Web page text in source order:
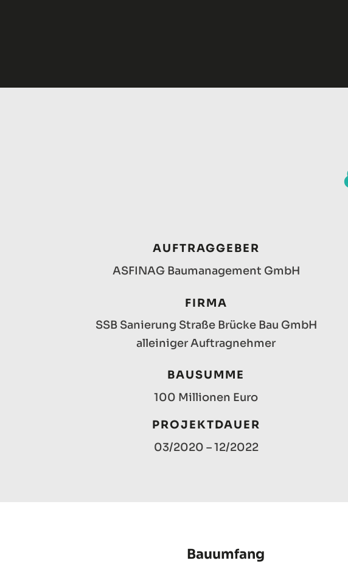
AUFTRAGGEBER
ASFINAG Baumanagement GmbH
FIRMA
SSB Sanierung Straße Brücke Bau GmbH
alleiniger Auftragnehmer
BAUSUMME
100 Millionen Euro
PROJEKTDAUER
03/2020 – 12/2022
Bauumfang